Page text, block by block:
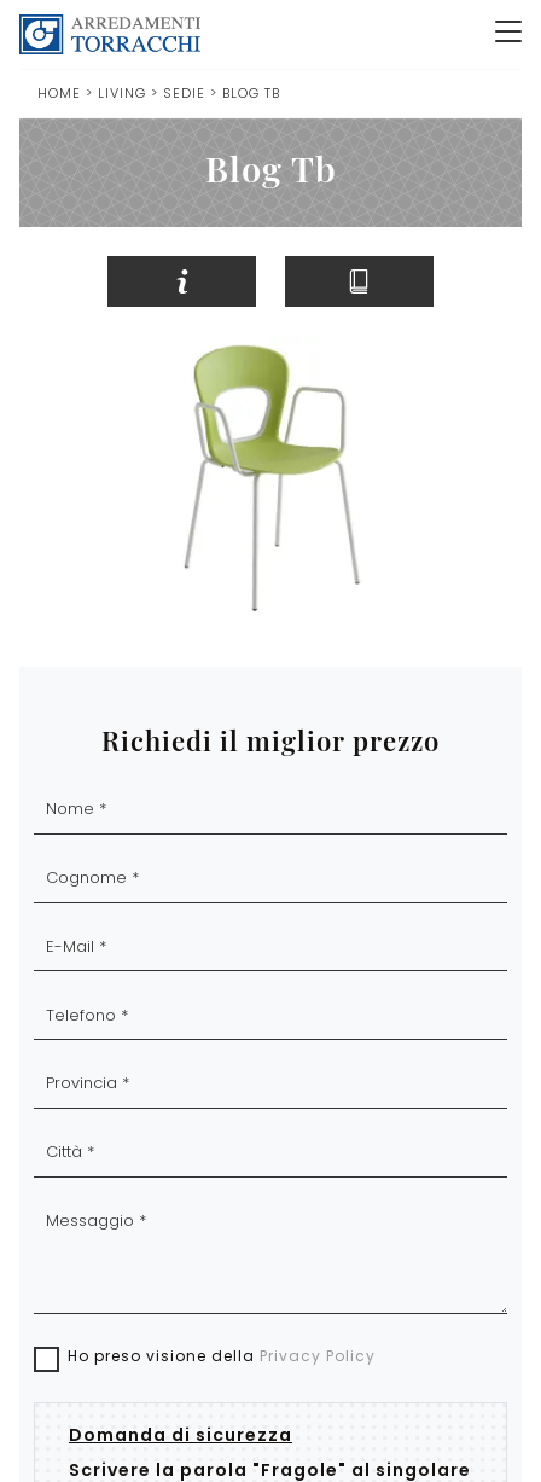
HOME > LIVING > SEDIE > BLOG TB
Blog Tb
Richiedi il miglior prezzo
Ho preso visione della Privacy Policy
Domanda di sicurezza
Scrivere la parola "Fragole" al singolare